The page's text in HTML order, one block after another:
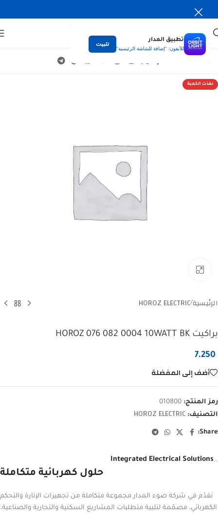
تطبيق المدار
للآيفون: "إضافة للشاشة الرئيسية"
تثبيت
نفذت الكمية
الرئيسية/
HOROZ ELECTRIC
براكيت HOROZ 076 082 0004 10WATT BK
7.250
أضف إلى المفضلة
رمز المنتج: 010800
التصنيف: HOROZ ELECTRIC
Share:
Integrated Electrical Solutions
حلول كهربائية متكاملة
نقدّم في شركة ضوء المدار مجموعة متكاملة من تجهيزات الإنارة والتحكم
الكهربائي، مصمّمة لتلبية متطلبات المشاريع السكنية والتجارية والصناعية.